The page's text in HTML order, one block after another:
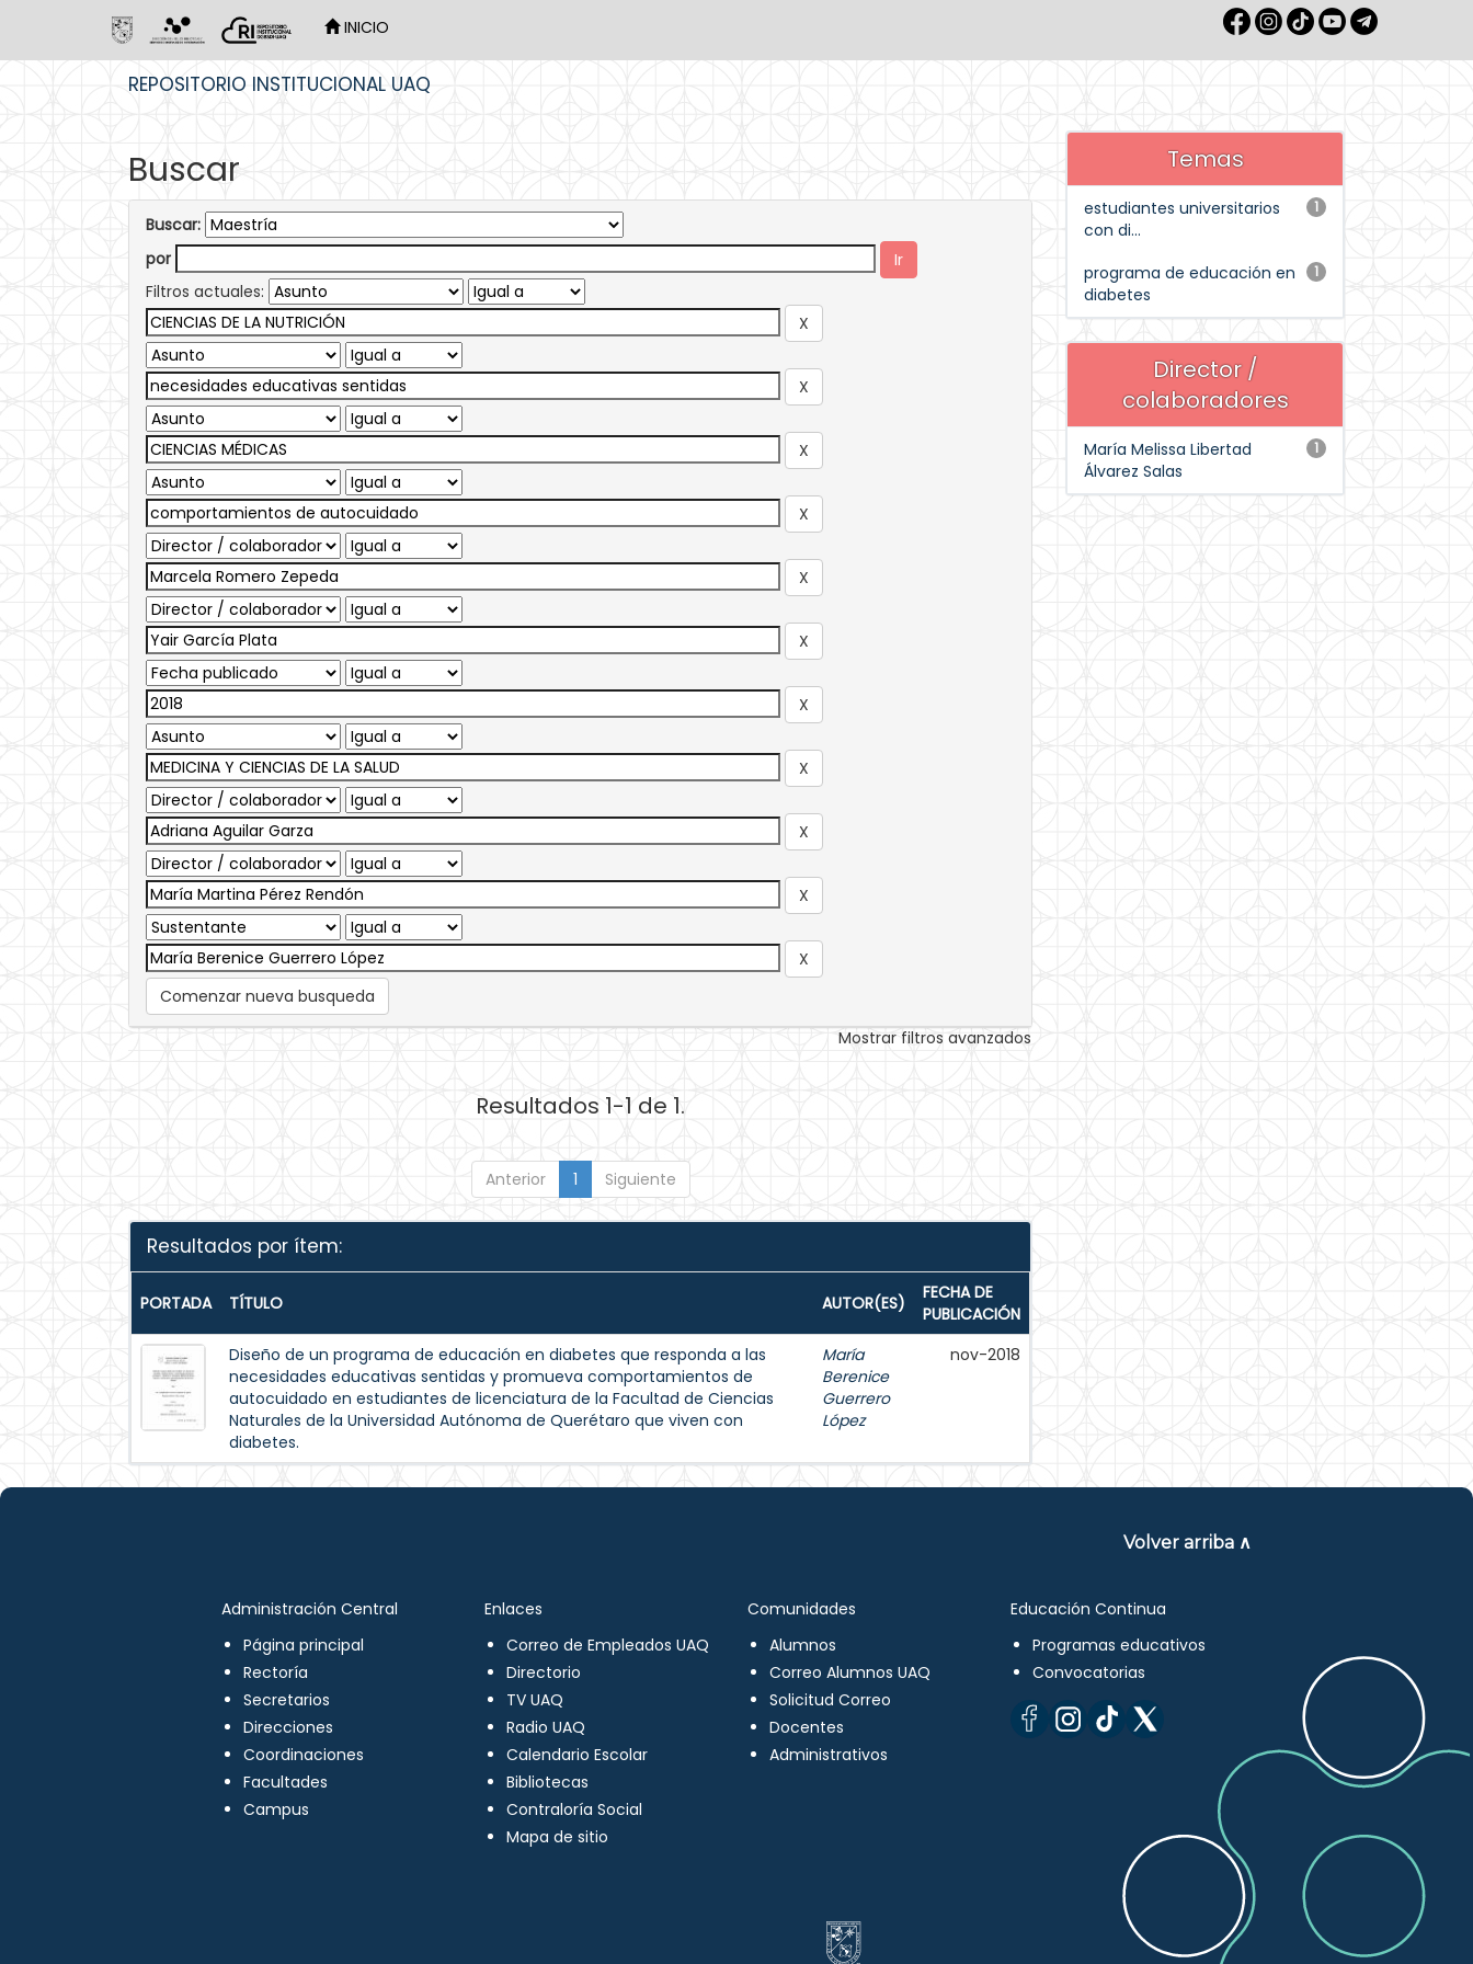
INICIO
REPOSITORIO INSTITUCIONAL UAQ
Buscar
Buscar:
por
Filtros actuales:
Comenzar nueva busqueda
Mostrar filtros avanzados
Resultados 1-1 de 1.
Anterior 1 Siguiente
Resultados por ítem:
PORTADA TÍTULO AUTOR(ES)
FECHA DE
PUBLICACIÓN
Diseño de un programa de educación en diabetes que responda a las
necesidades educativas sentidas y promueva comportamientos de
autocuidado en estudiantes de licenciatura de la Facultad de Ciencias
Naturales de la Universidad Autónoma de Querétaro que viven con
diabetes.
María
Berenice
Guerrero
López
nov-2018
Temas
1
estudiantes universitarios
con di...
1
programa de educación en
diabetes
Director /
colaboradores
1
María Melissa Libertad
Álvarez Salas
Volver arriba ∧
Administración Central
Página principal
Rectoría
Secretarios
Direcciones
Coordinaciones
Facultades
Campus
Enlaces
Correo de Empleados UAQ
Directorio
TV UAQ
Radio UAQ
Calendario Escolar
Bibliotecas
Contraloría Social
Mapa de sitio
Comunidades
Alumnos
Correo Alumnos UAQ
Solicitud Correo
Docentes
Administrativos
Educación Continua
Programas educativos
Convocatorias